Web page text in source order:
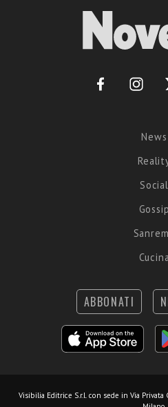
News
Social
Gossip
Cucina
ABBONATI
Visibilia Editrice S.r.l. con sede in Via Privata